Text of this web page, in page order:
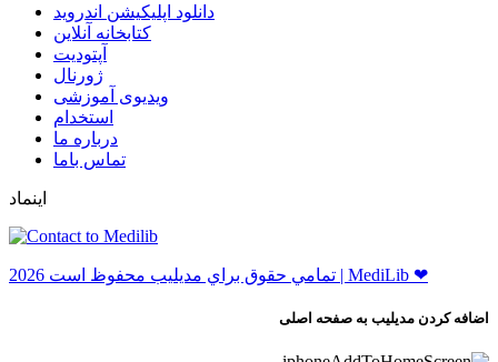
دانلود اپلیکیشن اندروید
ﮐﺘﺎﺑﺨﺎﻧﻪ ﺁﻧﻼﯾﻦ
ﺁﭘﺘﻮﺩﯾﺖ
ﮊﻭﺭﻧﺎﻝ
ویدیوی آموزشی
استخدام
درباره ما
ﺗﻤﺎﺱ ﺑﺎﻣﺎ
اینماد
ﺗﻤﺎﻣﻲ ﺣﻘﻮﻕ ﺑﺮاﻱ ﻣﺪﻳﻠﻴﺐ ﻣﺤﻔﻮﻅ اﺳﺖ 2026 | MediLib ❤
اضافه کردن مدیلیب به صفحه اصلی